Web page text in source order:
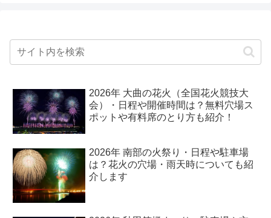
2026年 大曲の花火（全国花火競技大
会）・日程や開催時間は？無料穴場ス
ポットや有料席のとり方も紹介！
2026年 南部の火祭り・日程や駐車場
は？花火の穴場・雨天時についても紹
介します